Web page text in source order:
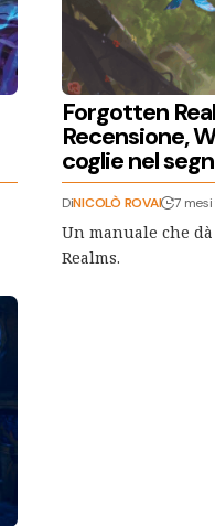
Forgotten
Recensione,
coglie nel
DiNICOLÒ ROVAI 7 mesi
Un manuale che
Realms.